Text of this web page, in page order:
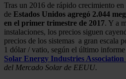
Tras un 2016 de rápido crecimiento
de Estados Unidos agregó 2.044
en el primer trimestre de 2017. Y a
instalaciones, los precios siguen
precios de los sistemas a gran escala
1 dólar / vatio, según el último
Solar Energy Industries Association
del Mercado Solar de EEUU.